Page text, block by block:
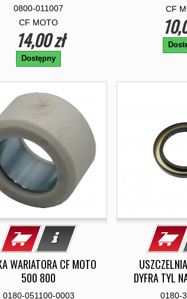
0800-011007
CF MOTO
14,00 zł
Dostępny
CF
WARIATORA CF MOTO
500 800
0180-051100-0003
DYFRA TYL
0180-